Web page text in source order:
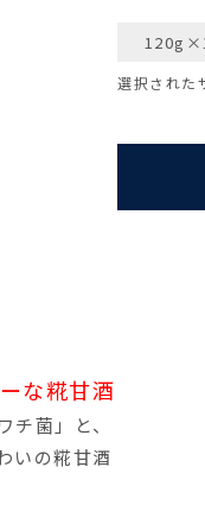
な糀甘酒
菌」と、
いの糀甘酒
選択され